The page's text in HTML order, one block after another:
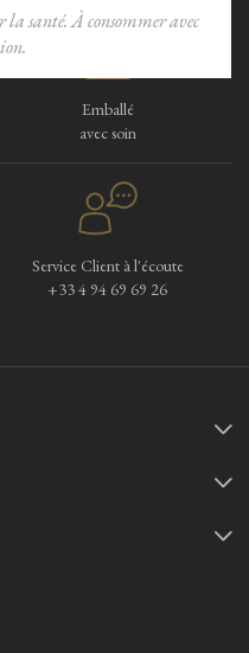
santé. À consommer avec
Emballé
avec soin
Service Client à l'écoute
+33 4 94 69 69 26